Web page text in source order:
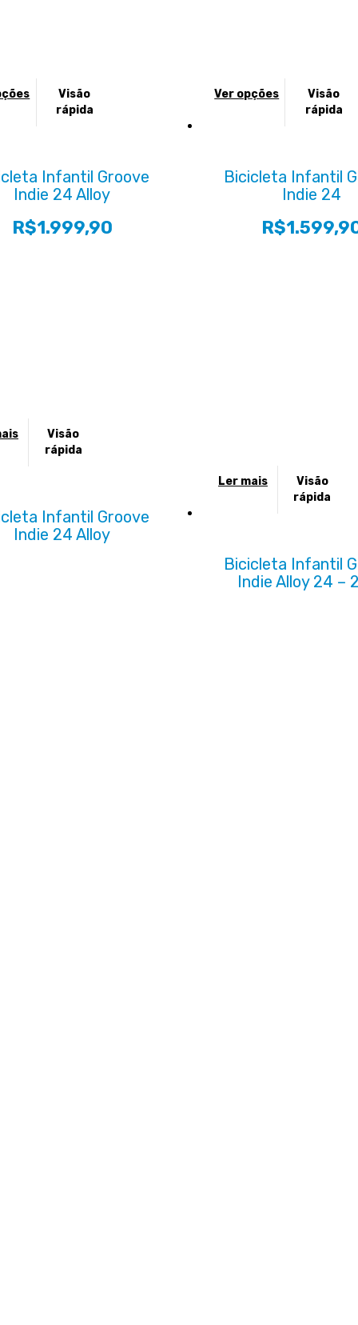
Visão
rápida
Infantil Groove
Indie 24 Alloy
R$1.999,90
Ver opções
Este
produto
Visão
rápida
Bicicleta Infantil
Indie 24
R$
Visão
rápida
Infantil Groove
Indie 24 Alloy
Ler mais
Visão
rápida
Bicicleta Infantil
Indie Alloy 24 –